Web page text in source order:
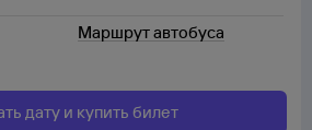
Маршрут автобуса
дату и купить билет